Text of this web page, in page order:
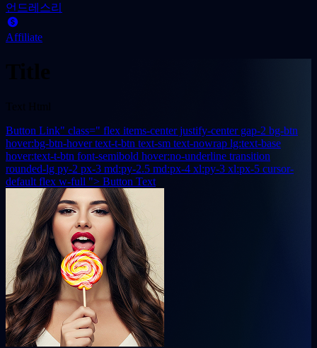
언드레스리
Affiliate
Button Link" class=" flex items-center justify-center gap-2 bg-btn
hover:bg-btn-hover text-t-btn text-sm text-nowrap lg:text-base
hover:text-t-btn font-semibold hover:no-underline transition
rounded-lg py-2 px-3 md:py-2.5 md:px-4 xl:py-3 xl:px-5 cursor-
default flex w-full "> Button Text